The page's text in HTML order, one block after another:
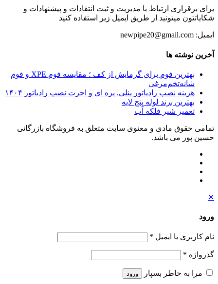
برای برقراری ارتباط با مدیریت و ثبت انتقادات و پیشنهادات و
شکایاتتون میتونید از طریق ایمیل زیر استفاده کنید
ایمیل: newpipe20@gmail.com
آخرین نوشته ها
بهترین فوم برای گرمایش از کف ؛ مقایسه فوم XPE و فوم
شانه‌تخم‌مرغی
هزینه نصب رادیاتور پنلی, پره ای و اجرت نصب رادیاتور ۱۴۰۴
بهترین برند لوله پنج لایه
تعمیر شیر فلکه آب
تمامی حقوق مادی و معنوی سایت متعلق به فروشگاه بازرگانی
حسین پور می باشد.
✕
ورود
نام کاربری یا ایمیل *
گذرواژه *
مرا به خاطر بسپار ورود